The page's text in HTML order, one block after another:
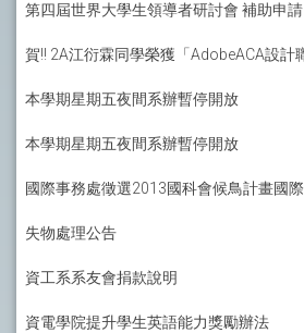
第四屆世界大學生領導者研討會 補助申請
本學期星期五夜間系辦暫停開放
本學期星期五夜間系辦暫停開放
失物處理公告
資工系系友會捐款說明
資電學院提升學生英語能力獎勵辦法